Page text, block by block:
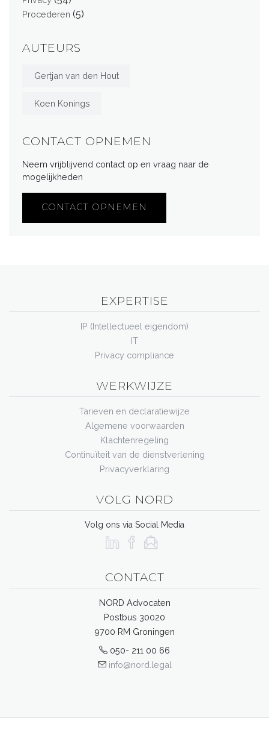
Procederen (5)
AUTEURS
Gertjan van den Hout
Koen Konings
CONTACT OPNEMEN
Neem vrijblijvend contact op en vraag naar de
mogelijkheden
CONTACT OPNEMEN
EXPERTISE
IP (Intellectueel eigendom)
IT
Privacy compliance
WERKWIJZE
Tarieven en declaratiewijze
Algemene voorwaarden
Klachtenregeling
Continuïteit van de dienstverlening
Privacyverklaring
VOLG NORD
Volg ons via Social Media
CONTACT
NORD Advocaten
Postbus 30020
9700 RM Groningen
050- 211 00 66
info@nord.legal